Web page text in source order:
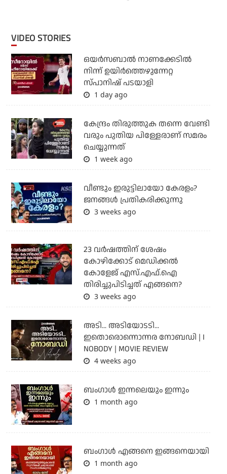
VIDEO STORIES
ഒയര്‍സബാൽ നാണക്കേടിൽ
നിന്ന് ഉയിർത്തെഴുന്നേറ്റ
സ്പാനിഷ് പടയാളി
1 day ago
കേന്ദ്രം തിരുത്തുക തന്നെ വേണ്ടി
വരും പുതിയ പിള്ളേരാണ് സമരം
ചെയ്യുന്നത്
1 week ago
വീണ്ടും ഇരുട്ടിലായോ കേരളം?
ജനങ്ങൾ പ്രതികരിക്കുന്നു
3 weeks ago
23 വർഷത്തിന് ശേഷം
കോഴിക്കോട് മെഡിക്കൽ
കോളേജ് എസ്.എഫ്.ഐ
തിരിച്ചുപിടിച്ചത് എങ്ങനെ?
3 weeks ago
അടി... അടിയോടടി...
ഇതൊരൊന്നൊന്നര നോബഡി | I
NOBODY | MOVIE REVIEW
4 weeks ago
ബംഗാള്‍ ഇന്നലെയും ഇന്നും
1 month ago
ബം​ഗാൾ എങ്ങനെ ഇങ്ങനെയായി
1 month ago